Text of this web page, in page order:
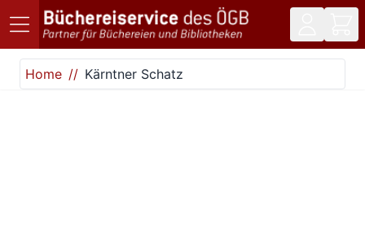
Direkt zum Inhalt
Home
Kärntner Schatz